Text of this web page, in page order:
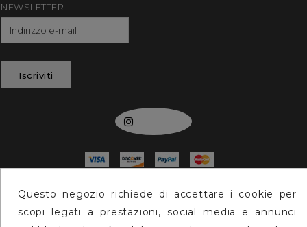
NEWSLETTER
Iscriviti
Instagram
© 2026 - Max Speed S..r.l. Via Monte San Michele 26
73100 Lecce P.iva 04190420754
Questo negozio richiede di accettare i cookie per
scopi legati a prestazioni, social media e annunci